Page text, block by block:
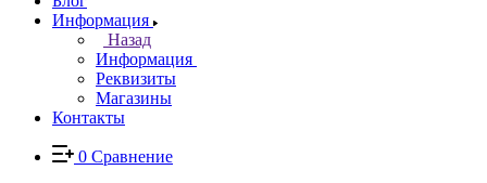
Информация
Назад
Информация
Реквизиты
Магазины
Контакты
0 Сравнение